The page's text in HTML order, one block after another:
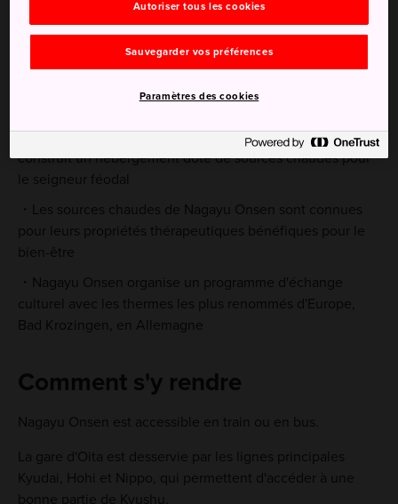
bienfaits sur la santé.
au XVIIe siècle sous la direction du clan Oka, qui a
construit un hébergement doté de sources chaudes pour
le seigneur féodal
Les sources chaudes de Nagayu Onsen sont connues
pour leurs propriétés thérapeutiques bénéfiques pour le
bien-être
Nagayu Onsen organise un programme d'échange
culturel avec les thermes les plus renommés d'Europe,
Bad Krozingen, en Allemagne
Comment s'y rendre
Nagayu Onsen est accessible en train ou en bus.
La gare d'Oita est desservie par les lignes principales
Kyudai, Hohi et Nippo, qui permettent d'accéder à une
bonne partie de Kyushu.
Autoriser tous les cookies
Sauvegarder vos préférences
Paramètres des cookies